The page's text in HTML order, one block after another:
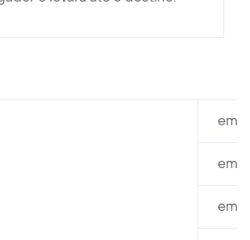
em
em
em